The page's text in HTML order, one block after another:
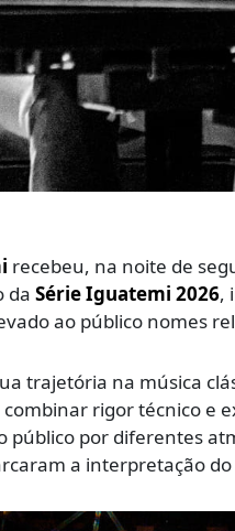
recebeu, na noite de
da Série Iguatemi 2026,
ao público nomes
trajetória na música
combinar rigor técnico e
público por diferentes
a interpretação